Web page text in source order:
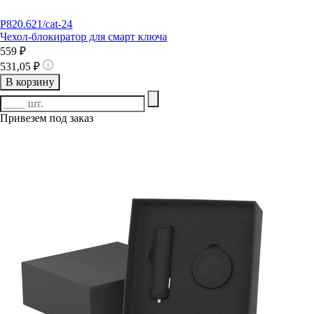
P820.621/cat-24
Чехол-блокиратор для смарт ключа
559 ₽
531,05 ₽
В корзину
Привезем под заказ